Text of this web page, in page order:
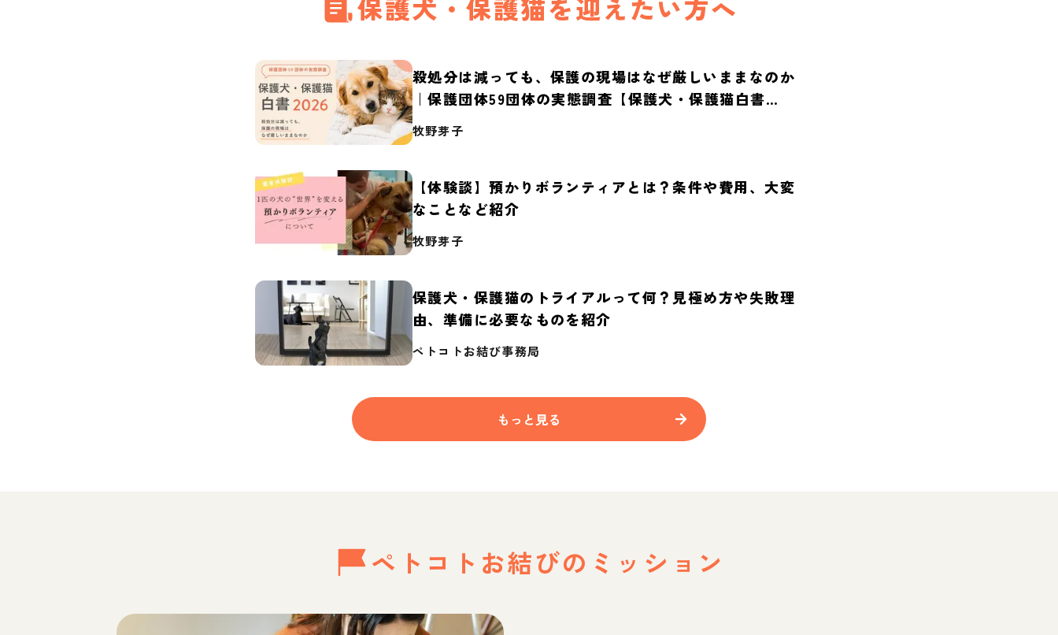
保護犬・保護猫を迎えたい方へ
殺処分は減っても、保護の現場はなぜ厳しいままなのか
｜保護団体59団体の実態調査【保護犬・保護猫白書
2026】
牧野芽子
【体験談】預かりボランティアとは？条件や費用、大変
なことなど紹介
牧野芽子
保護犬・保護猫のトライアルって何？見極め方や失敗理
由、準備に必要なものを紹介
ペトコトお結び事務局
もっと見る
ペトコトお結びの ミッション